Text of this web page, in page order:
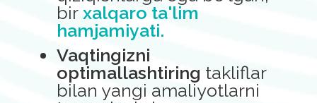
bir xalqaro ta'lim
hamjamiyati.
Vaqtingizni
optimallashtiring takliflar
bilan yangi amaliyotlarni